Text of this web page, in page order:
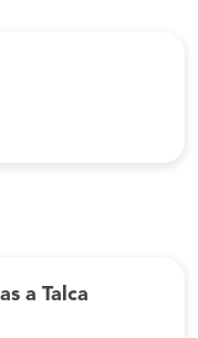
a Talca